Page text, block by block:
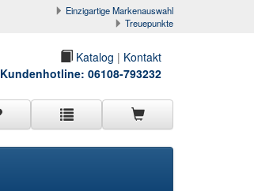
Einzigartige Markenauswahl
Treuepunkte
Katalog | Kontakt
Kundenhotline: 06108-793232